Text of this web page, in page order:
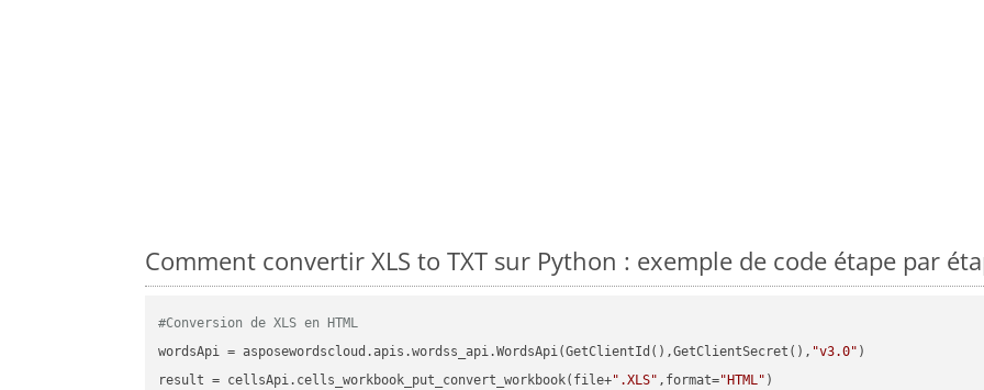
Comment convertir XLS to TXT sur Python : exemple de code étape par
#Conversion de XLS en HTML
wordsApi = asposewordscloud.apis.wordss_api.WordsApi(GetClientId(),GetClientSecret(), "v3.0"
result = cellsApi.cells_workbook_put_convert_workbook(file+".XLS" ,format="HTML" )